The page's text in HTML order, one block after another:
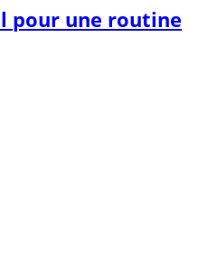
pour une routine